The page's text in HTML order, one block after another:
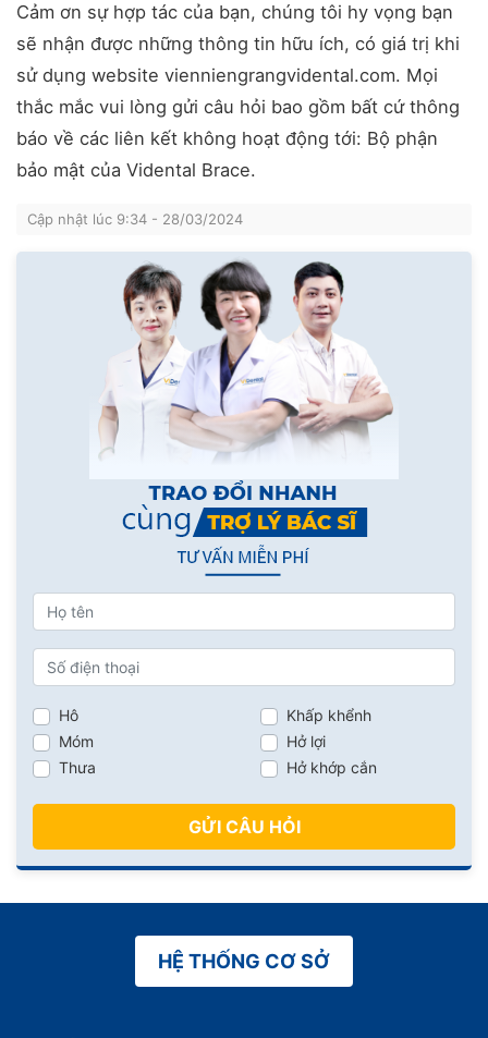
Cảm ơn sự hợp tác của bạn, chúng tôi hy vọng bạn
sẽ nhận được những thông tin hữu ích, có giá trị khi
sử dụng website vienniengrangvidental.com. Mọi
thắc mắc vui lòng gửi câu hỏi bao gồm bất cứ thông
báo về các liên kết không hoạt động tới: Bộ phận
bảo mật của Vidental Brace.
Cập nhật lúc 9:34 - 28/03/2024
Hô
Móm
Thưa
Khấp khểnh
Hở lợi
Hở khớp cắn
GỬI CÂU HỎI
HỆ THỐNG CƠ SỞ